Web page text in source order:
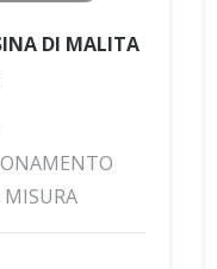
DI MALITA